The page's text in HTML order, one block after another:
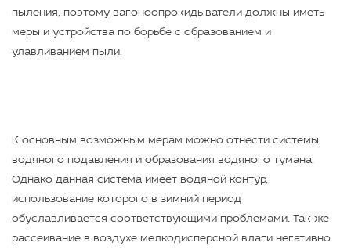
пыления, поэтому вагоноопрокидыватели должны иметь
меры и устройства по борьбе с образованием и
улавливанием пыли.
К основным возможным мерам можно отнести системы
водяного подавления и образования водяного тумана.
Однако данная система имеет водяной контур,
использование которого в зимний период
обуславливается соответствующими проблемами. Так же
рассеивание в воздухе мелкодисперсной влаги негативно